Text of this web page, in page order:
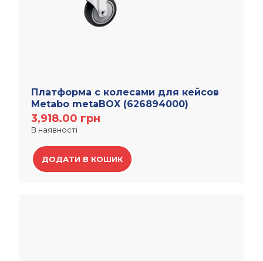
Платформа с колесами для кейсов
Metabo metaBOX (626894000)
3,918.00 грн
В наявності
ДОДАТИ В КОШИК